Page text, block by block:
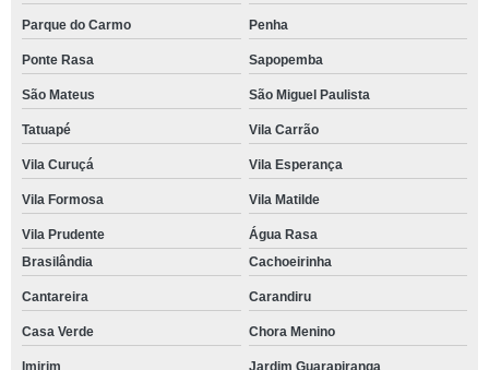
Parque do Carmo Penha
Ponte Rasa Sapopemba
São Mateus São Miguel Paulista
Tatuapé Vila Carrão
Vila Curuçá Vila Esperança
Vila Formosa Vila Matilde
Vila Prudente
Água Rasa
Brasilândia
Cachoeirinha
Cantareira Carandiru
Casa Verde Chora Menino
Imirim Jardim Guarapiranga